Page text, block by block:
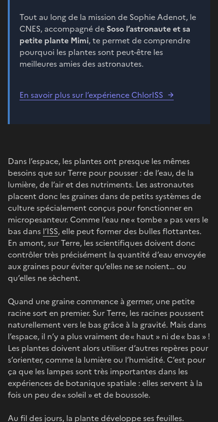
Tout au long de la mission de Sophie Adenot, le
CNES, accompagné de Soso l’astronaute et sa
petite plante Mimi, te permet de comprendre
pourquoi les plantes sont peut-être les
meilleures amies des astronautes.
En savoir plus sur l’expérience ChlorISS
Dans l’espace, les plantes ont presque les mêmes
besoins que sur Terre pour pousser : de l’eau, de la
lumière, de l’air et des nutriments. Les astronautes
placent donc les graines dans de petits systèmes de
culture spécialement conçus pour fonctionner en
micropesanteur. Comme l’eau ne « tombe » pas vers le
bas dans l’ISS, elle peut former des bulles flottantes.
En amont, sur Terre, les scientifiques doivent donc
contrôler très précisément la quantité d’eau envoyée
aux graines pour éviter qu’elles ne se noient… ou
qu’elles ne sèchent.
Quand une graine commence à germer, une petite
racine sort en premier. Sur Terre, les racines poussent
naturellement vers le bas grâce à la gravité. Mais dans
l’espace, il n’y a plus vraiment de « haut » ni de « bas » !
Les plantes doivent alors utiliser d’autres repères pour
s’orienter, comme la lumière ou l’humidité. C’est pour
ça que les lampes sont très importantes dans les
expériences de botanique spatiale : elles servent à la
fois un peu de « soleil » et de boussole.
Au fil des jours, la plante développe ses feuilles.